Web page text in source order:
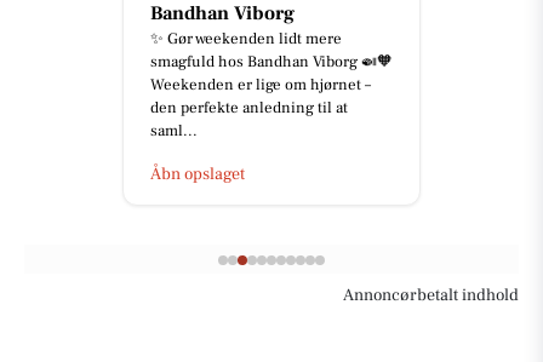
Bandhan Viborg
✨ Gør weekenden lidt mere
smagfuld hos Bandhan Viborg 🍛🧡
Weekenden er lige om hjørnet –
den perfekte anledning til at
saml...
Åbn opslaget
Annoncørbetalt indhold